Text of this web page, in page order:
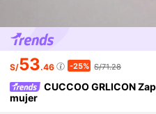
S/53.46 -25% S/71.28
CUCCOO GRLICON
mujer